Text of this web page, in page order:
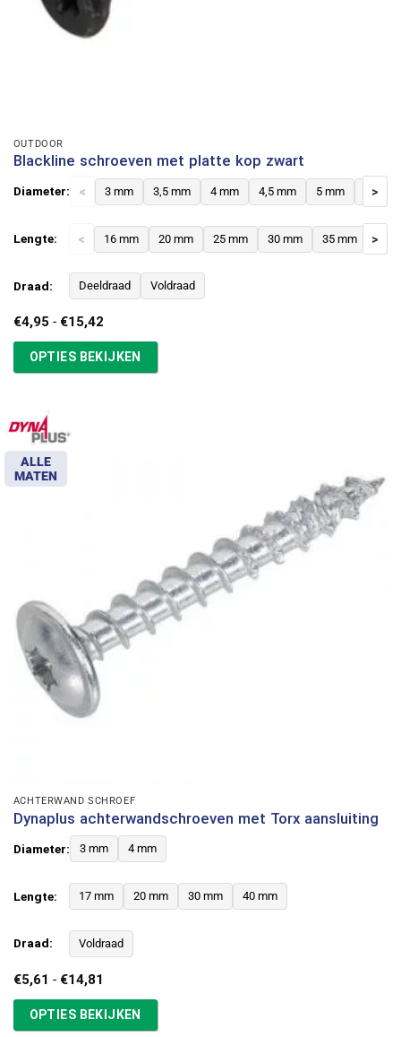
OUTDOOR
Blackline schroeven met platte kop zwart
Diameter: < 3 mm 3,5 mm 4 mm 4,5 mm 5 mm 6 mm
>
Lengte: < 16 mm 20 mm 25 mm 30 mm 35 mm 40
>
Draad: Deeldraad Voldraad
€4,95 - €15,42Prijsklasse:
tot
€15,42
OPTIES BEKIJKEN
ALLE
MATEN
ACHTERWAND SCHROEF
Dynaplus achterwandschroeven met Torx aansluiting
Diameter: 3 mm 4 mm
Lengte: 17 mm 20 mm 30 mm 40 mm
Draad: Voldraad
€5,61 - €14,81
tot
€14,81
OPTIES BEKIJKEN